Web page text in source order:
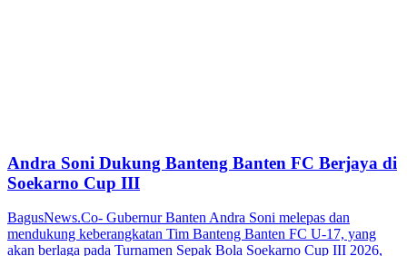
Andra Soni Dukung Banteng Banten FC Berjaya di
Soekarno Cup III
BagusNews.Co- Gubernur Banten Andra Soni melepas dan
mendukung keberangkatan Tim Banteng Banten FC U-17, yang
akan berlaga pada Turnamen Sepak Bola Soekarno Cup III 2026,